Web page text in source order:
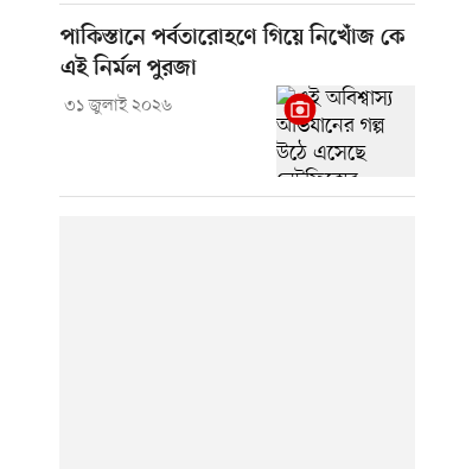
পাকিস্তানে পর্বতারোহণে গিয়ে নিখোঁজ কে
এই নির্মল পুরজা
৩১ জুলাই ২০২৬